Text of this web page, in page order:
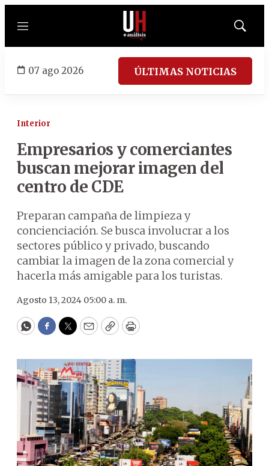
Menú
Mostrar
07 ago 2026 ÚLTIMAS NOTICIAS
Interior
Empresarios y comerciantes
buscan mejorar imagen del
centro de CDE
Preparan campaña de limpieza y
concienciación. Se busca involucrar a los
sectores público y privado, buscando
cambiar la imagen de la zona comercial y
hacerla más amigable para los turistas.
Agosto 13, 2024 05:00 a. m.
WhatsApp
Facebook
Twitter
EmailCopyPrint